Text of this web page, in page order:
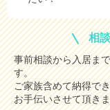
相
事前相談から入居ま
す。
ご家族含めて納得で
お手伝いさせて頂き